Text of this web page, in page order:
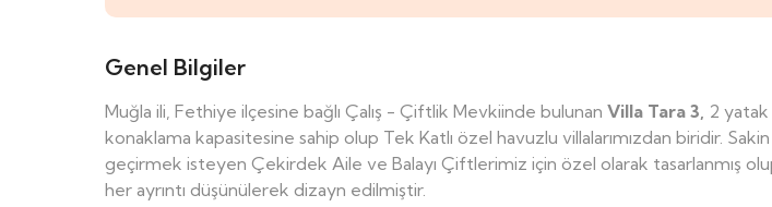
Genel Bilgiler
Muğla ili, Fethiye ilçesine bağlı Çalış - Çiftlik Mevkiinde bulunan Villa Tara 3, 2 yatak
konaklama kapasitesine sahip olup Tek Katlı özel havuzlu villalarımızdan biridir.
geçirmek isteyen Çekirdek Aile ve Balayı Çiftlerimiz için özel olarak tasarlanmış
her ayrıntı düşünülerek dizayn edilmiştir.